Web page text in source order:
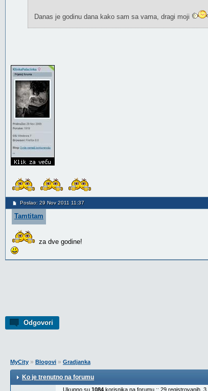
Odgovori
Danas je godinu dana kako sam sa vama, dragi moji
Poslao: 29 Nov 2011 11:37
Tamtitam
za dve godine!
MyCity » Blogovi » Gradjanka
Ko je trenutno na forumu
Ukupno su 1084 korisnika na forumu :: 29 registrovanih,